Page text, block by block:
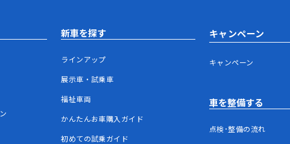
新車を探す
ラインアップ
展示車・試乗車
福祉車両
かんたんお車購入ガイド
初めての試乗ガイド
キャンペーン
キャンペーン
車を整備する
点検･整備の流れ